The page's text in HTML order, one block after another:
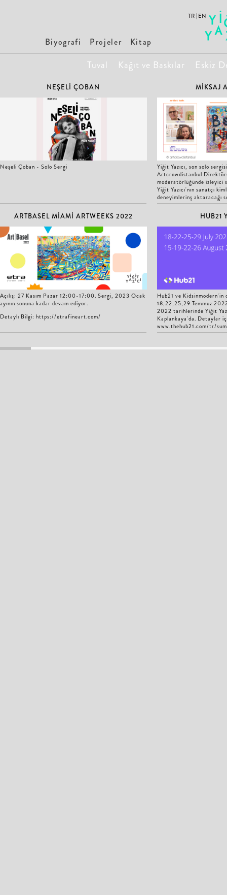
TR|EN
Biyografi Projeler Kitap
Tuval Kağıt ve Baskılar Eskiz
NEŞELİ ÇOBAN
Neşeli Çoban - Solo Sergi
ARTBASEL MİAMİ ARTWEEKS 2022
Açılış: 27 Kasım Pazar 12:00-17:00. Sergi, 2023 Ocak
ayının sonuna kadar devam ediyor.
Detaylı Bilgi: https://etrafineart.com/
MİKSAJ
Yiğit Yazıcı, son solo
Artcrowdistanbul
moderatörlüğünde izleyici
Yiğit Yazıcı'nın sanatçı
deneyimlerinş aktaracağı
HUB21
Hub21 ve
18,22,25,29 Temmuz
2022 tarihlerinde Yiğit
Kaplankaya'da. Detaylar
www.thehub21.com/tr/